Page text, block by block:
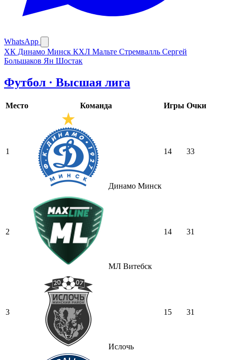
WhatsApp
ХК Динамо Минск КХЛ Мальте Стремвалль Сергей
Большаков Ян Шостак
Футбол · Высшая лига
Место Команда Игры Очки
1
Динамо Минск
14 33
2
МЛ Витебск
14 31
3
Ислочь
15 31